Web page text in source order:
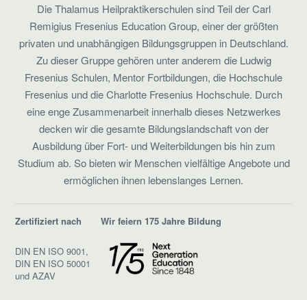
Die Thalamus Heilpraktikerschulen sind Teil der Carl
Remigius Fresenius Education Group, einer der größten
privaten und unabhängigen Bildungsgruppen in Deutschland.
Zu dieser Gruppe gehören unter anderem die Ludwig
Fresenius Schulen, Mentor Fortbildungen, die Hochschule
Fresenius und die Charlotte Fresenius Hochschule. Durch
eine enge Zusammenarbeit innerhalb dieses Netzwerkes
decken wir die gesamte Bildungslandschaft von der
Ausbildung über Fort- und Weiterbildungen bis hin zum
Studium ab. So bieten wir Menschen vielfältige Angebote und
ermöglichen ihnen lebenslanges Lernen.
Zertifiziert nach
DIN EN ISO 9001,
DIN EN ISO 50001
und AZAV
Wir feiern 175 Jahre Bildung